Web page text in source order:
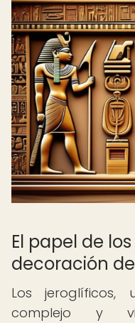
El papel de
decoración
Los jeroglíficos,
complejo y